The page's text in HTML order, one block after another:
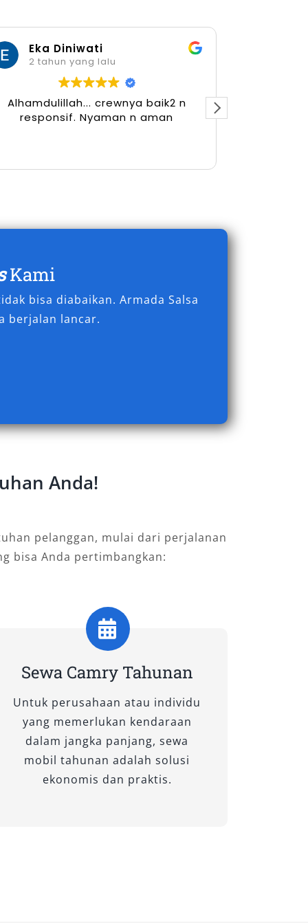
Eka Diniwati
2 tahun yang lalu
Alhamdulillah... crewnya baik2 n
responsif. Nyaman n aman
Kami
bisa diabaikan. Armada Salsa
berjalan lancar.
Anda!
pelanggan, mulai dari perjalanan
bisa Anda pertimbangkan:
Sewa Camry Tahunan
Untuk perusahaan atau individu
yang memerlukan kendaraan
dalam jangka panjang, sewa
mobil tahunan adalah solusi
ekonomis dan praktis.